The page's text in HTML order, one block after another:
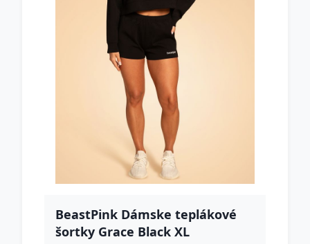
BeastPink Dámske teplákové
šortky Grace Black XL